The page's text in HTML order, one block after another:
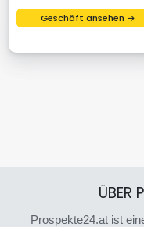
Geschäft ansehen →
ÜBER
Prospekte24.at ist